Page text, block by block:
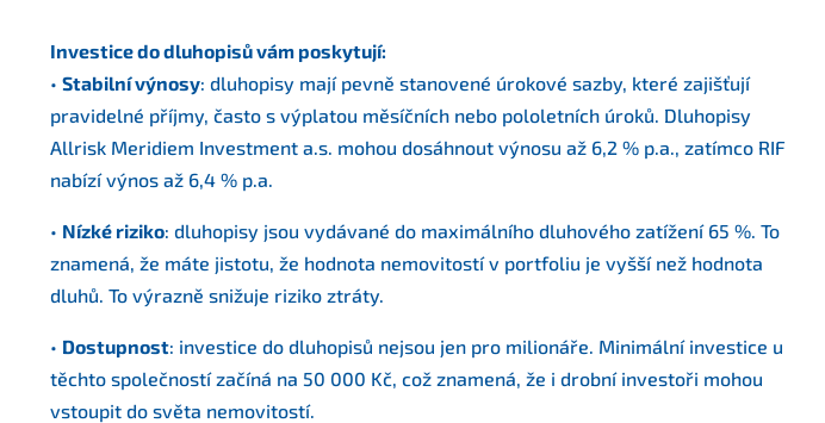
Investice do dluhopisů vám poskytují:
• Stabilní výnosy: dluhopisy mají pevně stanovené úrokové sazby, které zajišťují
pravidelné příjmy, často s výplatou měsíčních nebo pololetních úroků. Dluhopisy
Allrisk Meridiem Investment a.s. mohou dosáhnout výnosu až 6,2 % p.a., zatímco RIF
nabízí výnos až 6,4 % p.a.
• Nízké riziko: dluhopisy jsou vydávané do maximálního dluhového zatížení 65 %. To
znamená, že máte jistotu, že hodnota nemovitostí v portfoliu je vyšší než hodnota
dluhů. To výrazně snižuje riziko ztráty.
• Dostupnost: investice do dluhopisů nejsou jen pro milionáře. Minimální investice u
těchto společností začíná na 50 000 Kč, což znamená, že i drobní investoři mohou
vstoupit do světa nemovitostí.